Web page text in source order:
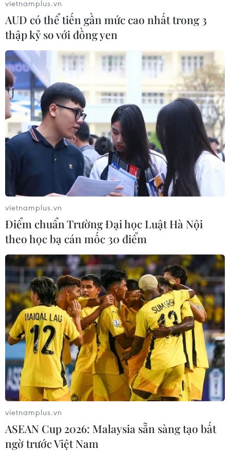
vietnamplus.vn
AUD có thể tiến gần mức cao nhất trong 3
thập kỷ so với đồng yen
vietnamplus.vn
Điểm chuẩn Trường Đại học Luật Hà Nội
theo học bạ cán mốc 30 điểm
vietnamplus.vn
ASEAN Cup 2026: Malaysia sẵn sàng tạo bất
ngờ trước Việt Nam